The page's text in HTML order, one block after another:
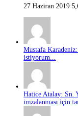
27 Haziran 2019
Mustafa
istiyorum...
Hatice Atalay: Sn.
imzalanması için